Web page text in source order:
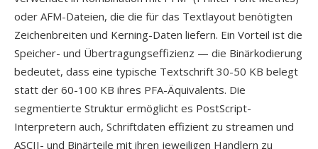
oder AFM-Dateien, die die für das Textlayout benötigten
Zeichenbreiten und Kerning-Daten liefern. Ein Vorteil ist die
Speicher- und Übertragungseffizienz — die Binärkodierung
bedeutet, dass eine typische Textschrift 30-50 KB belegt
statt der 60-100 KB ihres PFA-Äquivalents. Die
segmentierte Struktur ermöglicht es PostScript-
Interpretern auch, Schriftdaten effizient zu streamen und
ASCII- und Binärteile mit ihren jeweiligen Handlern zu